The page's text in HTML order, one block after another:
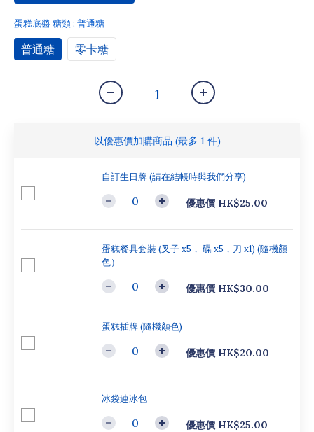
蛋糕底醬 糖類: 普通糖
普通糖 零卡糖
以優惠價加購商品 (最多 1 件)
自訂生日牌 (請在結帳時與我們分享)
優惠價 HK$25.00
蛋糕餐具套裝 (叉子 x5， 碟 x5，刀 x1) (隨機顏
色）
優惠價 HK$30.00
蛋糕插牌 (隨機顏色)
優惠價 HK$20.00
冰袋連冰包
優惠價 HK$25.00